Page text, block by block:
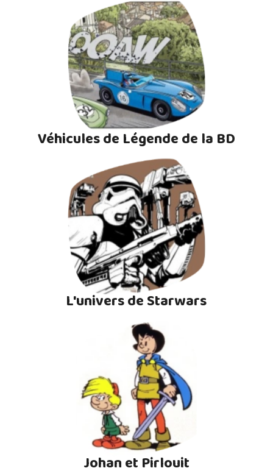
Véhicules de Légende de la BD
L'univers de Starwars
Johan et Pirlouit